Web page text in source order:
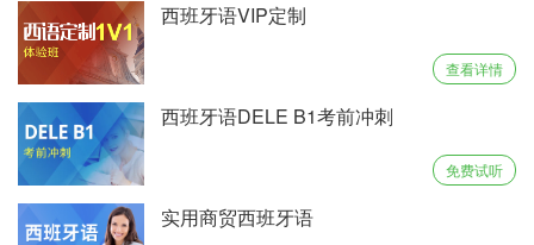
西班牙语VIP定制
查看详情
西班牙语DELE B1考前冲刺
免费试听
实用商贸西班牙语